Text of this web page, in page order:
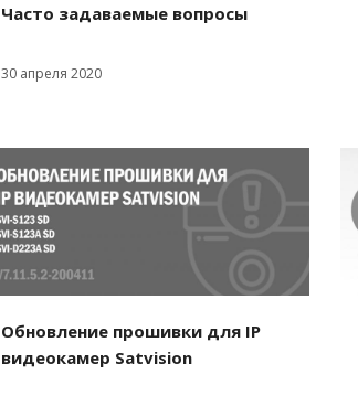
Часто задаваемые вопросы
30 апреля 2020
Обновление прошивки для IP
видеокамер Satvision